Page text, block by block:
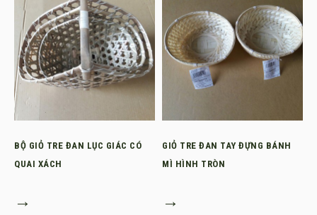
BỘ GIỎ TRE ĐAN LỤC GIÁC CÓ
QUAI XÁCH
→
GIỎ TRE ĐAN TAY ĐỰNG BÁNH
MÌ HÌNH TRÒN
→